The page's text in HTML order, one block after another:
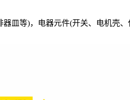
皿等)，电器元件(开关、电机壳